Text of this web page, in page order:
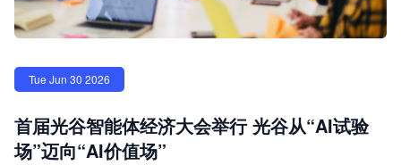
Tue Jun 30 2026
首届光谷智能体经济大会举行 光谷从“AI试验
场”迈向“AI价值场”